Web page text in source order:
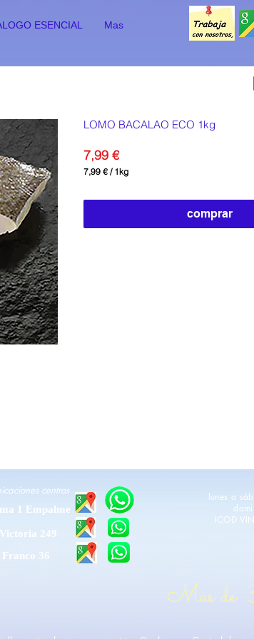
ESENCIAL Mas
LOMO BACALAO ECO 1kg
7,99 €Precio
7,99 € / 1kg
1
comprar
1 Empalme
249
36
centros
lunes a
ICOD
Mas de